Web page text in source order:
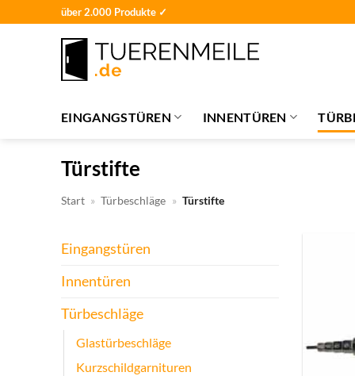
über 2.000 Produkte ✓
EINGANGSTÜREN INNENTÜREN
Türstifte
Start » Türbeschläge » Türstifte
Eingangstüren
Innentüren
Türbeschläge
Glastürbeschläge
Kurzschildgarnituren